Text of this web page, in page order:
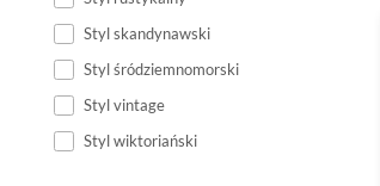
Styl skandynawski
Styl śródziemnomorski
Styl vintage
Styl wiktoriański